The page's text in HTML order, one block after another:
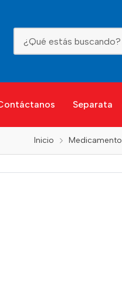
Separata
Inicio Medicamento